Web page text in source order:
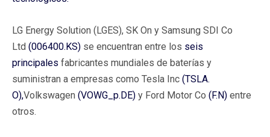
LG Energy Solution (LGES), SK On y Samsung SDI Co
Ltd (006400.KS) se encuentran entre los seis
principales fabricantes mundiales de baterías y
suministran a empresas como Tesla Inc (TSLA.
O),Volkswagen (VOWG_p.DE) y Ford Motor Co (F.N) entre
otros.